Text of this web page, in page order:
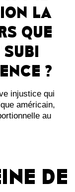
LA
QUE
SUBI
?
injustice qui
américain,
au
DE